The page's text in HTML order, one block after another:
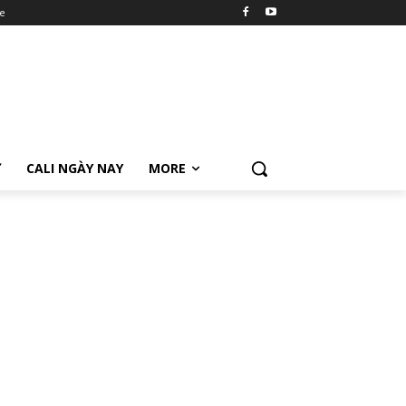
CALI NGÀY NAY MORE